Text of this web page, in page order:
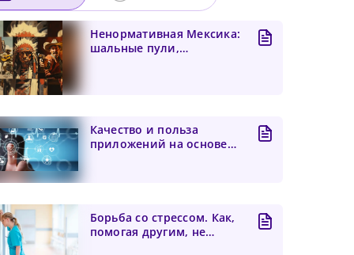
Ненормативная Мексика:
шальные пули,
Качество и польза
приложений на основе
Борьба со стрессом. Как,
помогая другим, не